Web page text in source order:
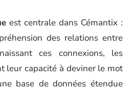
est centrale dans Cémantix :
des relations entre
ces connexions, les
leur capacité à deviner le mot
base de données étendue